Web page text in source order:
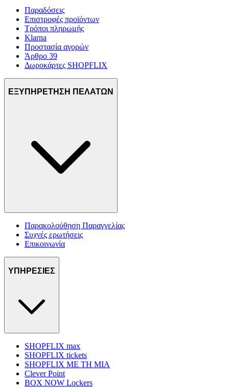
Παραδόσεις
Επιστροφές προϊόντων
Τρόποι πληρωμής
Klarna
Προστασία αγορών
Άρθρο 39
Δωροκάρτες SHOPFLIX
ΕΞΥΠΗΡΕΤΗΣΗ ΠΕΛΑΤΩΝ
Παρακολούθηση Παραγγελίας
Συχνές ερωτήσεις
Επικοινωνία
ΥΠΗΡΕΣΙΕΣ
SHOPFLIX max
SHOPFLIX tickets
SHOPFLIX ΜΕ ΤΗ ΜΙΑ
Clever Point
BOX NOW Lockers